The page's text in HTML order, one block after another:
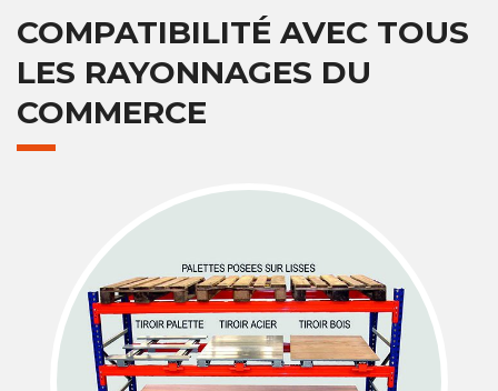
COMPATIBILITÉ AVEC TOUS
LES RAYONNAGES DU
COMMERCE